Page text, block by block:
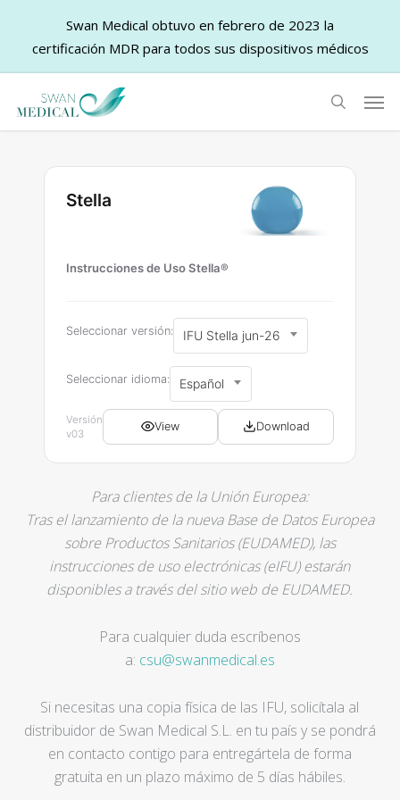
main
search
Stella
Instrucciones de Uso Stella®
Seleccionar versión: IFU Stella jun-26
Seleccionar idioma: Español
Versión
v03
View Download
Para clientes de la Unión Europea:
Tras el lanzamiento de la nueva Base de Datos Europea
sobre Productos Sanitarios (EUDAMED), las
instrucciones de uso electrónicas (eIFU) estarán
disponibles a través del sitio web de EUDAMED.
Para cualquier duda escríbenos
a: csu@swanmedical.es
Si necesitas una copia física de las IFU, solicítala al
distribuidor de Swan Medical S.L. en tu país y se pondrá
en contacto contigo para entregártela de forma
gratuita en un plazo máximo de 5 días hábiles.
Swan Medical obtuvo en febrero de 2023 la
certificación MDR para todos sus dispositivos médicos